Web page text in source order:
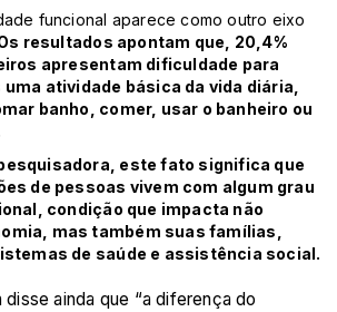
funcional aparece como outro eixo
resultados apontam que, 20,4%
apresentam dificuldade para
atividade básica da vida diária,
banho, comer, usar o banheiro ou
este fato significa que
de pessoas vivem com algum grau
condição que impacta não
mas também suas famílias,
de saúde e assistência social.
disse ainda que “a diferença do